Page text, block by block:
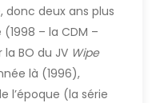
donc deux ans plus
– la CDM –
BO du JV Wipe
là (1996),
l’époque (la série